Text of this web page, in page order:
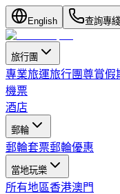
English 查詢專綫
旅行團
專業旅運旅行團尊賞假
機票
酒店
郵輪
郵輪套票郵輪優惠
當地玩樂
所有地區香港澳門